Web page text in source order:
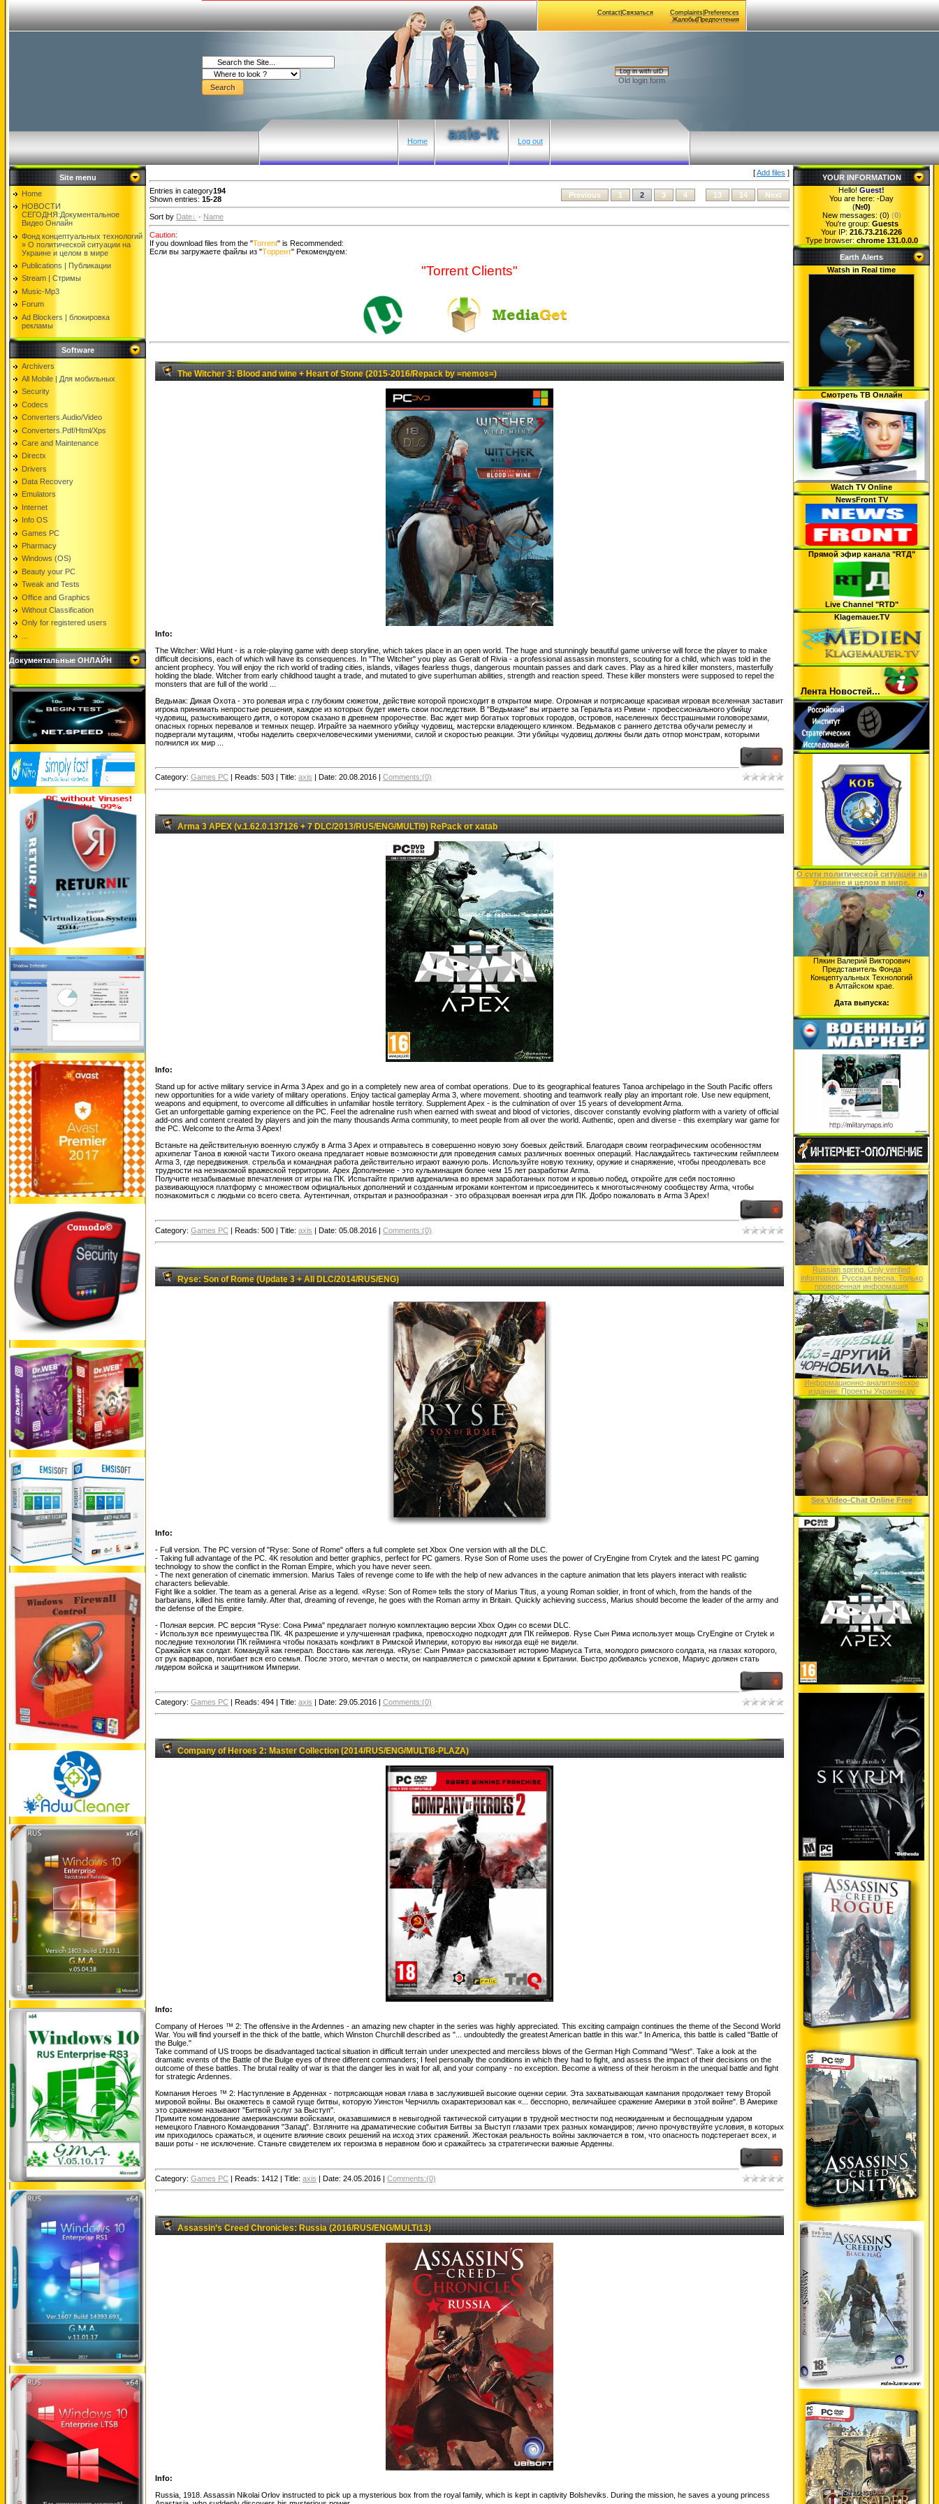
Contact|Связаться
Complaints|Preferences
Жалобы|Предпочтения
Log in with uID
Old login form
Home Log out
Site menu
Home
НОВОСТИ
СЕГОДНЯ:Документальнoе
Видео Oнлайн
Фонд концептуальных технологий
» O политической ситуации на
Украине и целом в мире
Publications | Публикации
Stream | Стримы
Music-Mp3
Forum
Ad Blockers | блокировкa
рекламы
Software
Archivers
All Mobile | Для мобильных
Security
Codecs
Converters.Audio/Video
Converters.Pdf/Html/Xps
Care and Maintenance
Directx
Drivers
Data Recovery
Emulators
Internet
Info OS
Games PC
Pharmacy
Windows (OS)
Beauty your PC
Tweak and Tests
Office and Graphics
Without Classification
Only for registered users
Документальные ОНЛАЙН
[Add files ]
Entries in category194
Shown entries: 15-28 Previous 1 2 3 4 13 14 Next
Sort by Date · Name
Caution:
If you download files from the "Torrent" is Recommended:
Если вы загружаете файлы из "Tоррент" Рекомендуем:
"Torrent Clients"
The Witcher 3: Blood and wine + Heart of Stone (2015-2016/Repack by =nemos=)
Info:
The Witcher: Wild Hunt - is a role-playing game with deep storyline, which takes place in an open world. The huge and stunningly beautiful game universe will force the player to make
difficult decisions, each of which will have its consequences. In "The Witcher" you play as Geralt of Rivia - a professional assassin monsters, scouting for a child, which was told in the
ancient prophecy. You will enjoy the rich world of trading cities, islands, villages fearless thugs, dangerous mountain passes and dark caves. Play as a hired killer monsters, masterfully
holding the blade. Witcher from early childhood taught a trade, and mutated to give superhuman abilities, strength and reaction speed. These killer monsters were supposed to repel the
monsters that are full of the world ...
Ведьмак: Дикая Охота - это ролевая игра с глубоким сюжетом, действие которой происходит в открытом мире. Огромная и потрясающе красивая игровая вселенная заставит
игрока принимать непростые решения, каждое из которых будет иметь свои последствия. В "Ведьмаке" вы играете за Геральта из Ривии - профессионального убийцу
чудовищ, разыскивающего дитя, о котором сказано в древнем пророчестве. Вас ждет мир богатых торговых городов, островов, населенных бесстрашными головорезами,
опасных горных перевалов и темных пещер. Играйте за наемного убийцу чудовищ, мастерски владеющего клинком. Ведьмаков с раннего детства обучали ремеслу и
подвергали мутациям, чтобы наделить сверхчеловеческими умениями, силой и скоростью реакции. Эти убийцы чудовищ должны были дать отпор монстрам, которыми
полнился их мир ...
Category: Games PC Reads: 503 Title: axis Date: 20.08.2016 Comments:(0)
Arma 3 APEX (v.1.62.0.137126 + 7 DLC/2013/RUS/ENG/MULTi9) RePack от xatab
Info:
Stand up for active military service in Arma 3 Apex and go in a completely new area of ​​combat operations. Due to its geographical features Tanoa archipelago in the South Pacific offers
new opportunities for a wide variety of military operations. Enjoy tactical gameplay Arma 3, where movement. shooting and teamwork really play an important role. Use new equipment,
weapons and equipment, to overcome all difficulties in unfamiliar hostile territory. Supplement Apex - is the culmination of over 15 years of development Arma.
Get an unforgettable gaming experience on the PC. Feel the adrenaline rush when earned with sweat and blood of victories, discover constantly evolving platform with a variety of official
add-ons and content created by players and join the many thousands Arma community, to meet people from all over the world. Authentic, open and diverse - this exemplary war game for
the PC. Welcome to the Arma 3 Apex!
Встаньте на действительную военную службу в Arma 3 Apex и отправьтесь в совершенно новую зону боевых действий. Благодаря своим географическим особенностям
архипелаг Таноа в южной части Тихого океана предлагает новые возможности для проведения самых различных военных операций. Наслаждайтесь тактическим геймплеем
Arma 3, где передвижения. стрельба и командная работа действительно играют важную роль. Используйте новую технику, оружие и снаряжение, чтобы преодолевать все
трудности на незнакомой вражеской территории. Apex Дополнение - это кульминация более чем 15 лет разработки Arma.
Получите незабываемые впечатления от игры на ПК. Испытайте прилив адреналина во время заработанных потом и кровью побед, откройте для себя постоянно
развивающуюся платформу с множеством официальных дополнений и созданным игроками контентом и присоединитесь к многотысячному сообществу Arma, чтобы
познакомиться с людьми со всего света. Аутентичная, открытая и разнообразная - это образцовая военная игра для ПК. Добро пожаловать в Arma 3 Apex!
Category: Games PC | Reads: 500 | Title: axis | Date: 05.08.2016 | Comments:(0)
Ryse: Son of Rome (Update 3 + All DLC/2014/RUS/ENG)
Info:
- Full version. The PC version of "Ryse: Sone of Rome" offers a full complete set Xbox One version with all the DLC.
- Taking full advantage of the PC. 4K resolution and better graphics, perfect for PC gamers. Ryse Son of Rome uses the power of CryEngine from Crytek and the latest PC gaming
technology to show the conflict in the Roman Empire, which you have never seen.
- The next generation of cinematic immersion. Marius Tales of revenge come to life with the help of new advances in the capture animation that lets players interact with realistic
characters believable.
Fight like a soldier. The team as a general. Arise as a legend. «Ryse: Son of Rome» tells the story of Marius Titus, a young Roman soldier, in front of which, from the hands of the
barbarians, killed his entire family. After that, dreaming of revenge, he goes with the Roman army in Britain. Quickly achieving success, Marius should become the leader of the army and
the defense of the Empire.
- Полная версия. PC версия "Ryse: Сона Рима" предлагает полную комплектацию версии Xbox Один со всеми DLC.
- Используя все преимущества ПК. 4К разрешение и улучшенная графика, превосходно подходят для ПК геймеров. Ryse Сын Рима использует мощь CryEngine от Crytek и
последние технологии ПК гейминга чтобы показать конфликт в Римской Империи, которую вы никогда ещё не видели.
Сражайся как солдат. Командуй как генерал. Восстань как легенда. «Ryse: Сын Рима» рассказывает историю Мариуса Тита, молодого римского солдата, на глазах которого,
от рук варваров, погибает вся его семья. После этого, мечтая о мести, он направляется с римской армии к Британии. Быстро добиваясь успехов, Мариус должен стать
лидером войска и защитником Империи.
Category: Games PC | Reads: 494 | Title: axis | Date: 29.05.2016 | Comments:(0)
Company of Heroes 2: Master Collection (2014/RUS/ENG/MULTi8-PLAZA)
Info:
Company of Heroes ™ 2: The offensive in the Ardennes - an amazing new chapter in the series was highly appreciated. This exciting campaign continues the theme of the Second World
War. You will find yourself in the thick of the battle, which Winston Churchill described as "... undoubtedly the greatest American battle in this war." In America, this battle is called "Battle of
the Bulge."
Take command of US troops be disadvantaged tactical situation in difficult terrain under unexpected and merciless blows of the German High Command "West". Take a look at the
dramatic events of the Battle of the Bulge eyes of three different commanders; I feel personally the conditions in which they had to fight, and assess the impact of their decisions on the
outcome of these battles. The brutal reality of war is that the danger lies in wait for all, and your company - no exception. Become a witness of their heroism in the unequal battle and fight
for strategic Ardennes.
Компания Heroes ™ 2: Наступление в Арденнах - потрясающая новая глава в заслужившей высокие оценки серии. Эта захватывающая кампания продолжает тему Второй
мировой войны. Вы окажетесь в самой гуще битвы, которую Уинстон Черчилль охарактеризовал как «... бесспорно, величайшее сражение Америки в этой войне". В Америке
это сражение называют "Битвой услуг за Выступ".
Примите командование американскими войсками, оказавшимися в невыгодной тактической ситуации в трудной местности под неожиданным и беспощадным ударом
немецкого Главного Командования "Запад". Взгляните на драматические события Битвы за Выступ глазами трех разных командиров; лично прочувствуйте условия, в которых
им приходилось сражаться, и оцените влияние своих решений на исход этих сражений. Жестокая реальность войны заключается в том, что опасность подстерегает всех, и
ваши роты - не исключение. Станьте свидетелем их героизма в неравном бою и сражайтесь за стратегически важные Арденны.
Category: Games PC | Reads: 1412 | Title: axis | Date: 24.05.2016 | Comments:(0)
Assassin’s Creed Chronicles: Russia (2016/RUS/ENG/MULTi13)
Info:
Russia, 1918. Assassin Nikolai Orlov instructed to pick up a mysterious box from the royal family, which is kept in captivity Bolsheviks. During the mission, he saves a young princess
YOUR INFORMATION
Hello! Guest!
You are here: -Day
(№0)
New messages: (0) (0)
You're group: Guests
Your IP: 216.73.216.226
Type browser: chrome 131.0.0.0
Earth Alerts
Watsh in Real time
Смотреть ТВ Онлайн
Watch TV Online
NewsFront TV
Прямой эфир канала "RTД"
Live Channel "RTD"
Klagemauer.TV
Лента Hовостей...
O сути политической ситуации на
Украине и целом в мире.
Пякин Валерий Викторович
Представитель Фонда
Концептуальных Технологий
в Алтайском крае.
Дата выпуска:
Russian spring. Only verified
information. Русская весна. Только
проверенная информация
Информационно-аналитическое
издание. Проекты Украины.ру
Sex Video-Chat Online Free